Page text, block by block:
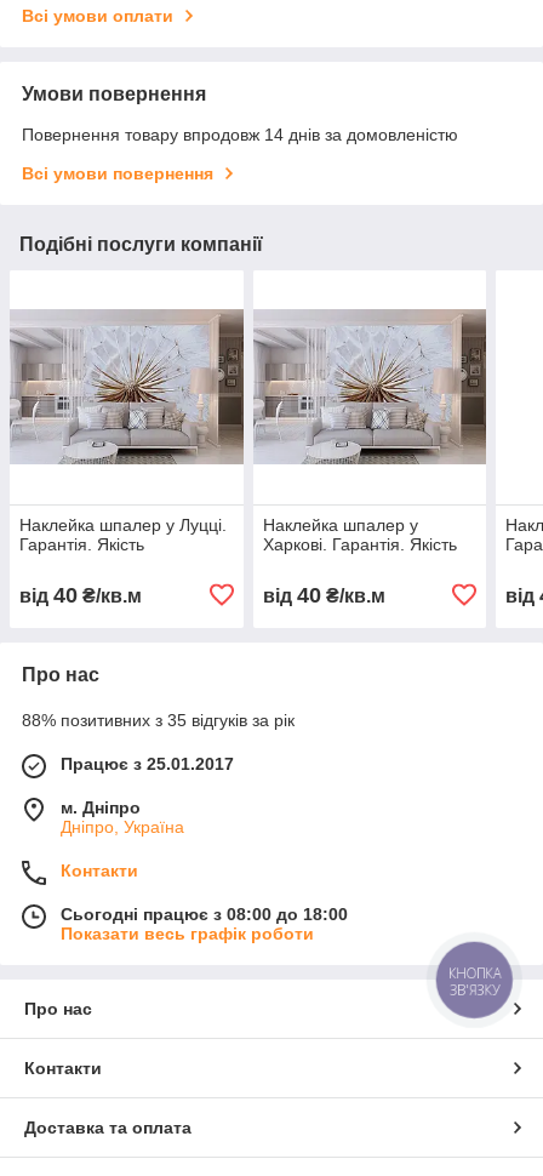
Всі умови оплати
Умови повернення
Повернення товару впродовж 14 днів за домовленістю
Всі умови повернення
Подібні послуги компанії
Наклейка шпалер у Луцці.
Гарантія. Якість
від 40 ₴/кв.м
Наклейка шпалер у
Харкові. Гарантія. Якість
від 40₴/кв.м від
Про нас
88% позитивних з 35 відгуків за рік
Працює з 25.01.2017
м. Дніпро
Дніпро, Україна
Контакти
Сьогодні працює з 08:00 до 18:00
Показати весь графік роботи
Про нас
Контакти
Доставка та оплата
КНОПКА
ЗВ'ЯЗКУ